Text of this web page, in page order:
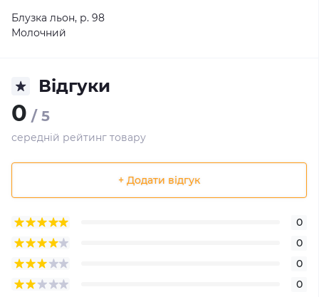
Блузка льон, р. 98
Молочний
Відгуки
0 / 5
середній рейтинг товару
+ Додати відгук
0
0
0
0